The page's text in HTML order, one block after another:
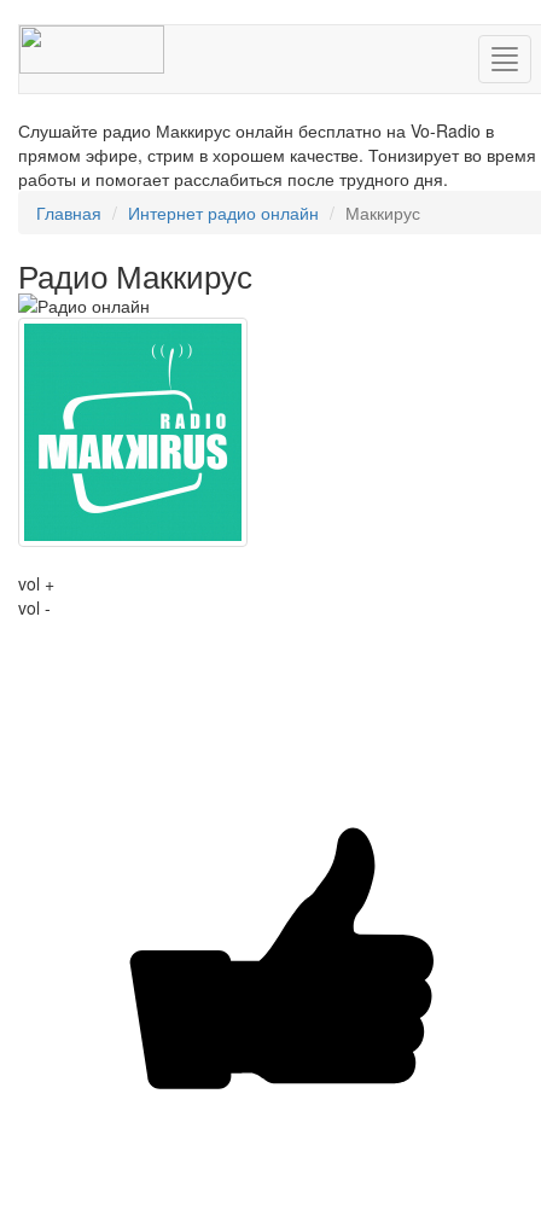
Слушайте радио Маккирус онлайн бесплатно на Vo-Radio в
прямом эфире, стрим в хорошем качестве. Тонизирует во время
работы и помогает расслабиться после трудного дня.
Главная
Интернет радио онлайн Маккирус
Радио Маккирус
vol +
vol -